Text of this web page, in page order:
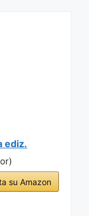
ediz.
su Amazon